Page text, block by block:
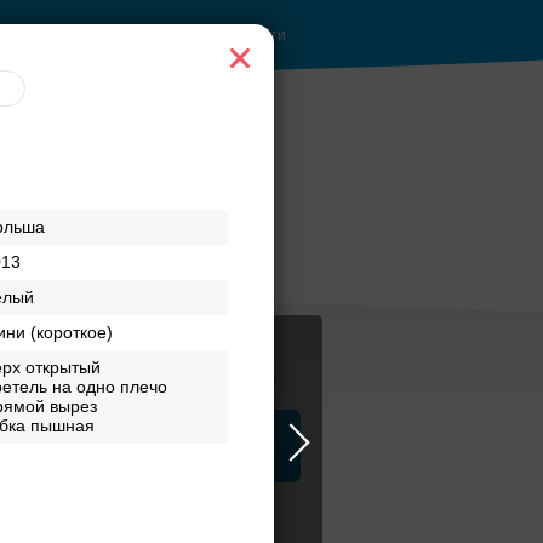
(короткое)
открытый
на одно плечо
вырез
пышная
Войти
Журнал